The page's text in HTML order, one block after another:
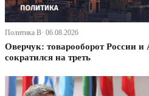
Политика В· 06.08.2026
Оверчук: товарооборот России и
сократился на треть